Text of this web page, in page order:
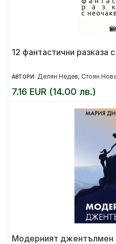
12 фантастични разказа
АВТОРИ: Делян Недев Стоян
7.16 EUR (14.00 лв.)
Модерният джентълмен